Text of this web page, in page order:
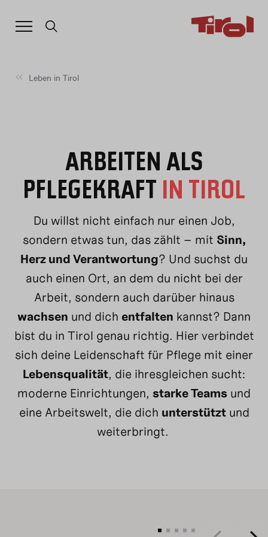
VOM
LEBEN.
Leben in Tirol
ARBEITEN ALS
PFLEGEKRAFT IN TIROL
Du willst nicht einfach nur einen Job,
sondern etwas tun, das zählt – mit Sinn,
Herz und Verantwortung? Und suchst du
auch einen Ort, an dem du nicht bei der
Arbeit, sondern auch darüber hinaus
wachsen und dich entfalten kannst? Dann
bist du in Tirol genau richtig. Hier verbindet
sich deine Leidenschaft für Pflege mit einer
Lebensqualität, die ihresgleichen sucht:
moderne Einrichtungen, starke Teams und
eine Arbeitswelt, die dich unterstütztund
weiterbringt.